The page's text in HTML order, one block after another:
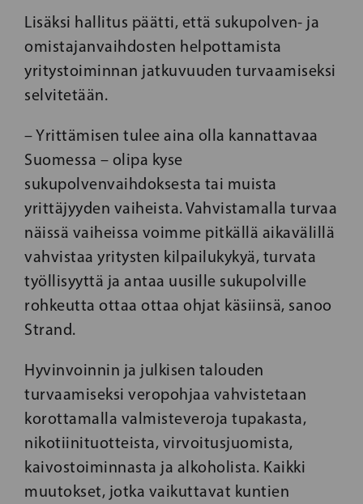
Lisäksi hallitus päätti, että sukupolven- ja
omistajanvaihdosten helpottamista
yritystoiminnan jatkuvuuden turvaamiseksi
selvitetään.
– Yrittämisen tulee aina olla kannattavaa
Suomessa – olipa kyse
sukupolvenvaihdoksesta tai muista
yrittäjyyden vaiheista. Vahvistamalla turvaa
näissä vaiheissa voimme pitkällä aikavälillä
vahvistaa yritysten kilpailukykyä, turvata
työllisyyttä ja antaa uusille sukupolville
rohkeutta ottaa ottaa ohjat käsiinsä, sanoo
Strand.
Hyvinvoinnin ja julkisen talouden
turvaamiseksi veropohjaa vahvistetaan
korottamalla valmisteveroja tupakasta,
nikotiinituotteista, virvoitusjuomista,
kaivostoiminnasta ja alkoholista. Kaikki
muutokset, jotka vaikuttavat kuntien